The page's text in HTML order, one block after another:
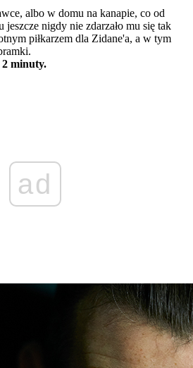
albo w domu na kanapie, co od
nigdy nie zdarzało mu się tak
piłkarzem dla Zidane'a, a w tym
2 minuty.
ad